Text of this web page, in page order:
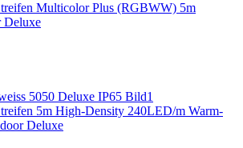
Multicolor Plus (RGBWW) 5m
Deluxe
5m High-Density 240LED/m Warm-
Deluxe